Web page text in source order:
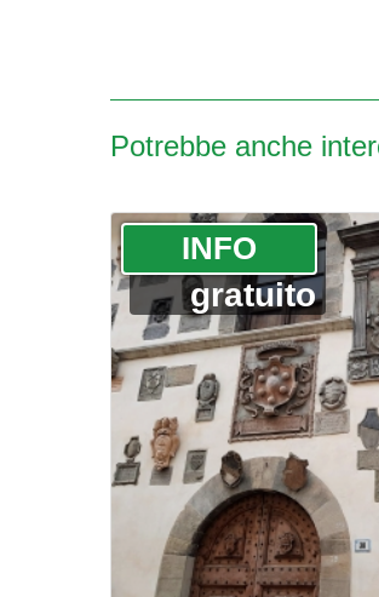
Potrebbe anche
­INFO
gratuito